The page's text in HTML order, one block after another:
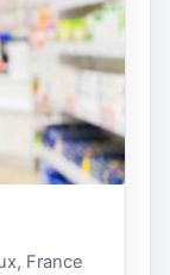
France